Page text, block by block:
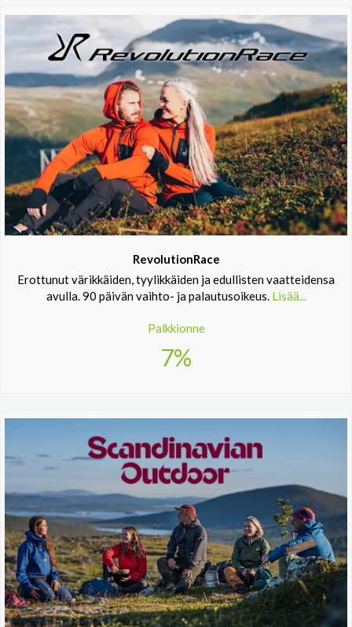
RevolutionRace
Erottunut värikkäiden, tyylikkäiden ja edullisten vaatteidensa
avulla. 90 päivän vaihto- ja palautusoikeus. Lisää...
Palkkionne
7%